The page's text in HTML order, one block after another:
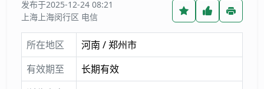
发布于2025-12-24 08:21
上海上海闵行区 电信
所在地区
河南 / 郑州市
有效期至
长期有效